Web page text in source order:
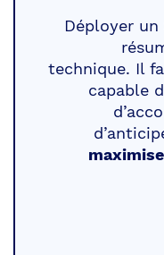
Déployer un
technique. Il
capable